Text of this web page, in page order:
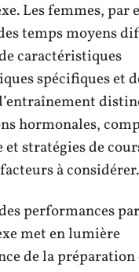
Les femmes, par
temps moyens
caractéristiques
spécifiques et
hormonales,
stratégies de
à considérer.
performances
met en lumière
de la préparation